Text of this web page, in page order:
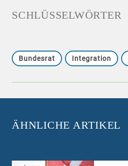
SCHLÜSSELWÖRTER
Bundesrat Integration
ÄHNLICHE ARTIKEL